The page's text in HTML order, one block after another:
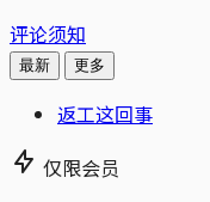
评论须知
最新 更多
返工这回事
仅限会员